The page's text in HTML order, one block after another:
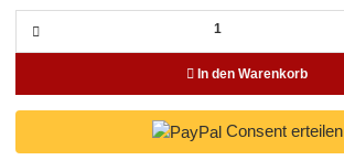
In den Warenkorb
Consent erteilen